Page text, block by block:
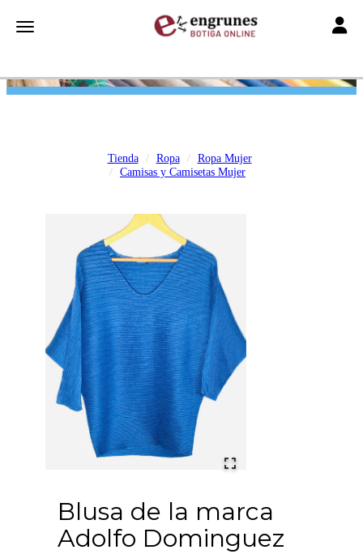
Toggle navigation
Tienda Ropa
Ropa Mujer
Camisas y Camisetas Mujer
Blusa de la marca
Adolfo Dominguez